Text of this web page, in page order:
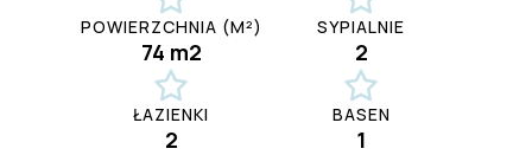
POWIERZCHNIA (M²)
74 m2
SYPIALNIE
2
ŁAZIENKI
2
BASEN
1